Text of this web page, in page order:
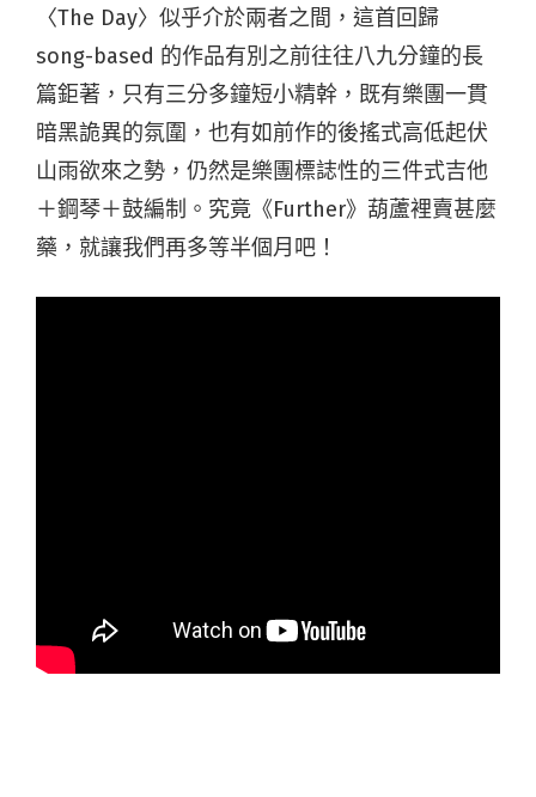
〈The Day〉似乎介於兩者之間，這首回歸
song-based 的作品有別之前往往八九分鐘的長
篇鉅著，只有三分多鐘短小精幹，既有樂團一貫
暗黑詭異的氛圍，也有如前作的後搖式高低起伏
山雨欲來之勢，仍然是樂團標誌性的三件式吉他
＋鋼琴＋鼓編制。究竟《Further》葫蘆裡賣甚麼
藥，就讓我們再多等半個月吧！